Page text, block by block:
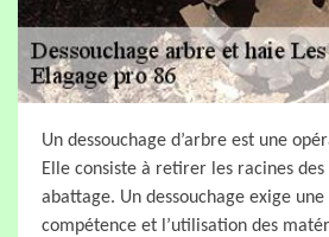
Un dessouchage d’arbre est une
Elle consiste à retirer les racines
abattage. Un dessouchage exige
compétence et l’utilisation des